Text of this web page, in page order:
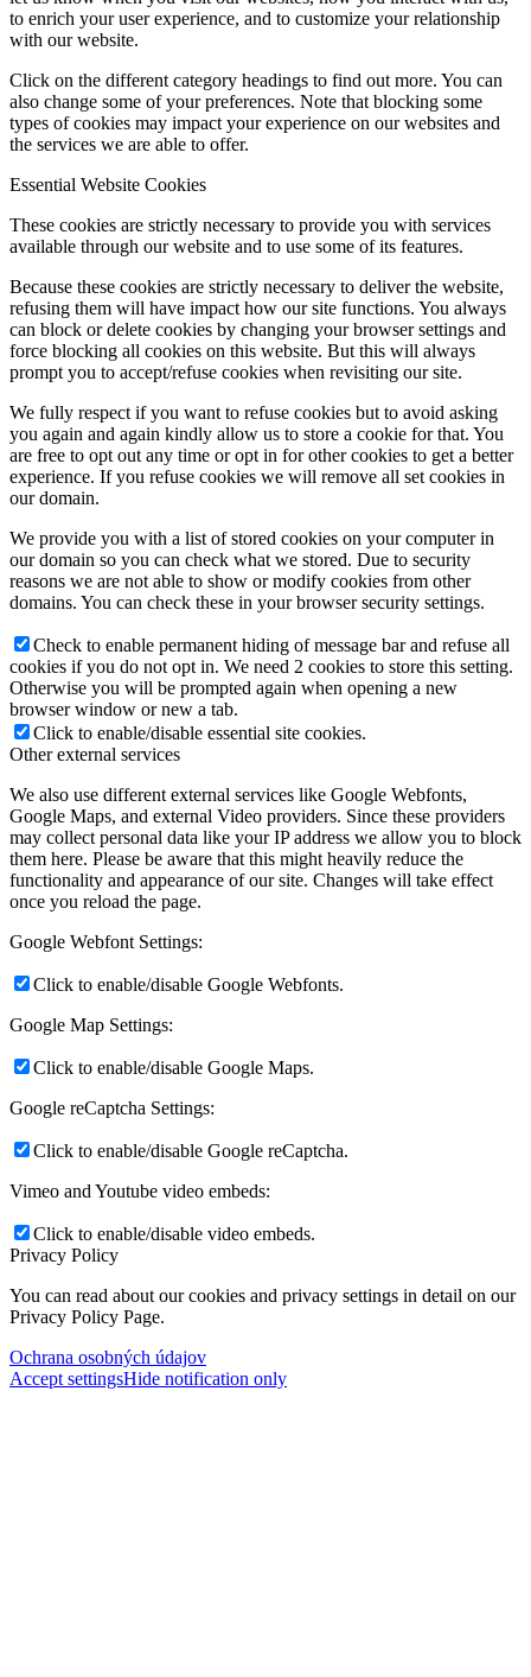
to enrich your user experience, and to customize your relationship
with our website.
Click on the different category headings to find out more. You can
also change some of your preferences. Note that blocking some
types of cookies may impact your experience on our websites and
the services we are able to offer.
Essential Website Cookies
These cookies are strictly necessary to provide you with services
available through our website and to use some of its features.
Because these cookies are strictly necessary to deliver the website,
refusing them will have impact how our site functions. You always
can block or delete cookies by changing your browser settings and
force blocking all cookies on this website. But this will always
prompt you to accept/refuse cookies when revisiting our site.
We fully respect if you want to refuse cookies but to avoid asking
you again and again kindly allow us to store a cookie for that. You
are free to opt out any time or opt in for other cookies to get a better
experience. If you refuse cookies we will remove all set cookies in
our domain.
We provide you with a list of stored cookies on your computer in
our domain so you can check what we stored. Due to security
reasons we are not able to show or modify cookies from other
domains. You can check these in your browser security settings.
Check to enable permanent hiding of message bar and refuse all
cookies if you do not opt in. We need 2 cookies to store this setting.
Otherwise you will be prompted again when opening a new
browser window or new a tab.
Click to enable/disable essential site cookies.
Other external services
We also use different external services like Google Webfonts,
Google Maps, and external Video providers. Since these providers
may collect personal data like your IP address we allow you to block
them here. Please be aware that this might heavily reduce the
functionality and appearance of our site. Changes will take effect
once you reload the page.
Google Webfont Settings:
Click to enable/disable Google Webfonts.
Google Map Settings:
Click to enable/disable Google Maps.
Google reCaptcha Settings:
Click to enable/disable Google reCaptcha.
Vimeo and Youtube video embeds:
Click to enable/disable video embeds.
Privacy Policy
You can read about our cookies and privacy settings in detail on our
Privacy Policy Page.
Ochrana osobných údajov
Accept settingsHide notification only